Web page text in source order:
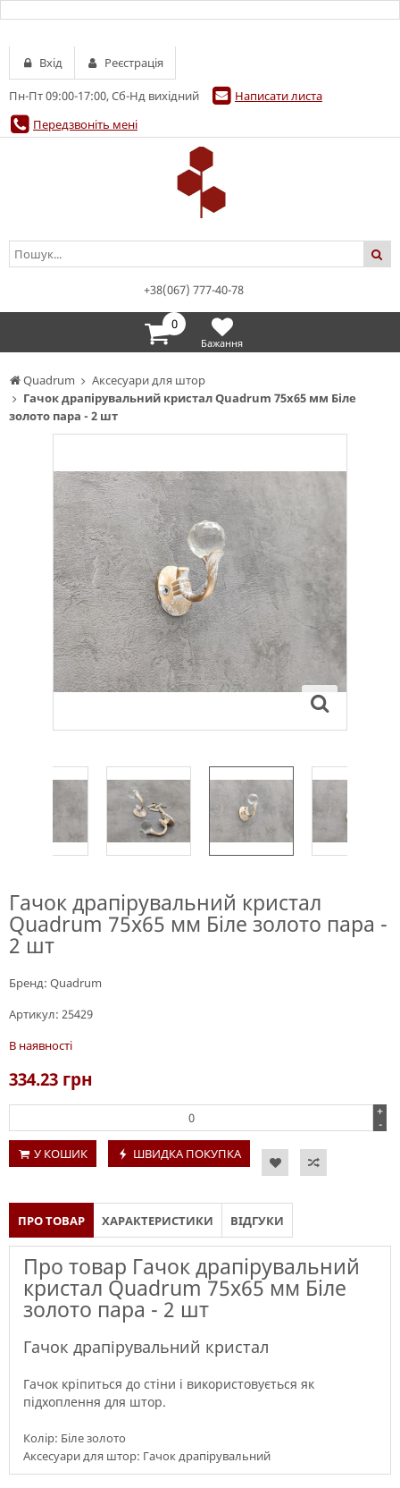
Quadrum
Аксесуари для штор
Гачок драпірувальний кристал Quadrum 75х65 мм Біле
золото пара - 2 шт
Гачок драпірувальний кристал
Quadrum 75х65 мм Біле золото пара -
2 шт
Бренд: Quadrum
Артикул: 25429
В наявності
334.23 грн
+
-
У КОШИК
ШВИДКА ПОКУПКА
ПРО ТОВАР ХАРАКТЕРИСТИКИ ВІДГУКИ
Про товар Гачок драпірувальний
кристал Quadrum 75х65 мм Біле
золото пара - 2 шт
Гачок драпірувальний кристал
Гачок кріпиться до стіни і використовується як
підхоплення для штор.
Колір: Біле золото
Аксесуари для штор: Гачок драпірувальний
Пн-Пт 09:00-17:00, Сб-Нд вихідний
Написати листа
Передзвоніть мені
Вхід Реєстрація
+38(067) 777-40-78
0
Бажання